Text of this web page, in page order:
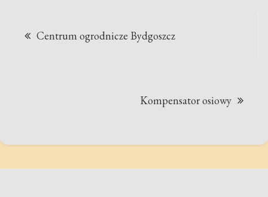
Centrum ogrodnicze Bydgoszcz
Kompensator osiowy